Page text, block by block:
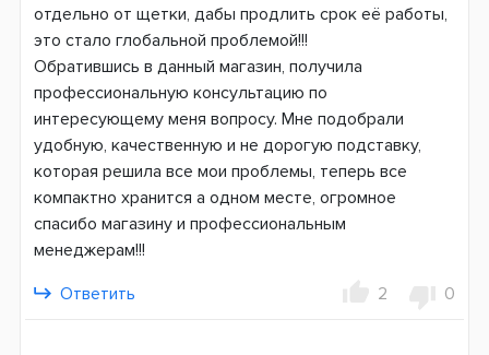
отдельно от щетки, дабы продлить срок её работы,
это стало глобальной проблемой!!!
Обратившись в данный магазин, получила
профессиональную консультацию по
интересующему меня вопросу. Мне подобрали
удобную, качественную и не дорогую подставку,
которая решила все мои проблемы, теперь все
компактно хранится а одном месте, огромное
спасибо магазину и профессиональным
менеджерам!!!
Ответить
2 0